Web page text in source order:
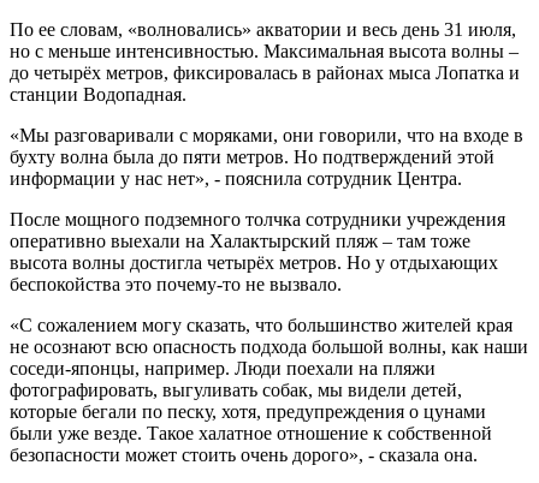
По ее словам, «волновались» акватории и весь день 31 июля,
но с меньше интенсивностью. Максимальная высота волны –
до четырёх метров, фиксировалась в районах мыса Лопатка и
станции Водопадная.
«Мы разговаривали с моряками, они говорили, что на входе в
бухту волна была до пяти метров. Но подтверждений этой
информации у нас нет», - пояснила сотрудник Центра.
После мощного подземного толчка сотрудники учреждения
оперативно выехали на Халактырский пляж – там тоже
высота волны достигла четырёх метров. Но у отдыхающих
беспокойства это почему-то не вызвало.
«С сожалением могу сказать, что большинство жителей края
не осознают всю опасность подхода большой волны, как наши
соседи-японцы, например. Люди поехали на пляжи
фотографировать, выгуливать собак, мы видели детей,
которые бегали по песку, хотя, предупреждения о цунами
были уже везде. Такое халатное отношение к собственной
безопасности может стоить очень дорого», - сказала она.